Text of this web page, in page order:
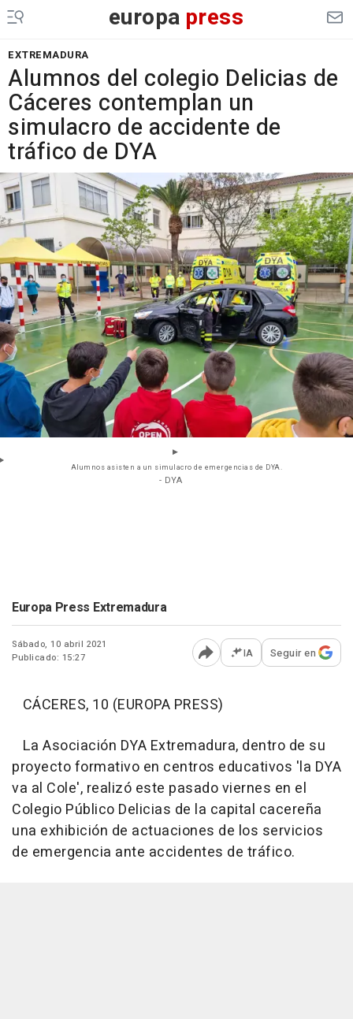
europa press
EXTREMADURA
Alumnos del colegio Delicias de
Cáceres contemplan un
simulacro de accidente de
tráfico de DYA
Alumnos asisten a un simulacro de emergencias de DYA.
- DYA
Europa Press Extremadura
Sábado, 10 abril 2021
Publicado: 15:27
Abrir opciones para
IA Seguir en
CÁCERES, 10 (EUROPA PRESS)
La Asociación DYA Extremadura, dentro de su
proyecto formativo en centros educativos 'la DYA
va al Cole', realizó este pasado viernes en el
Colegio Público Delicias de la capital cacereña
una exhibición de actuaciones de los servicios
de emergencia ante accidentes de tráfico.